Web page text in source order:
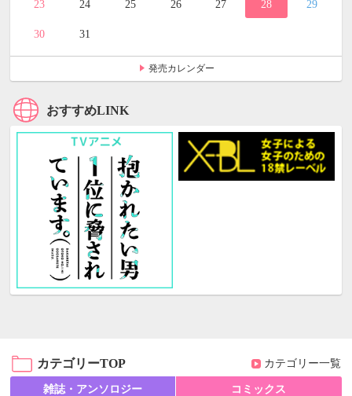
23 24 25 26 27 28 29
30 31
発売カレンダー
おすすめLINK
カテゴリーTOP カテゴリー一覧
雑誌・アンソロジー コミックス